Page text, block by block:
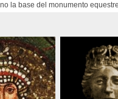
la base del monumento